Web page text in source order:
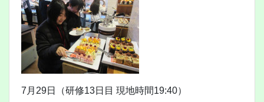
7月29日（研修13日目 現地時間19:40）